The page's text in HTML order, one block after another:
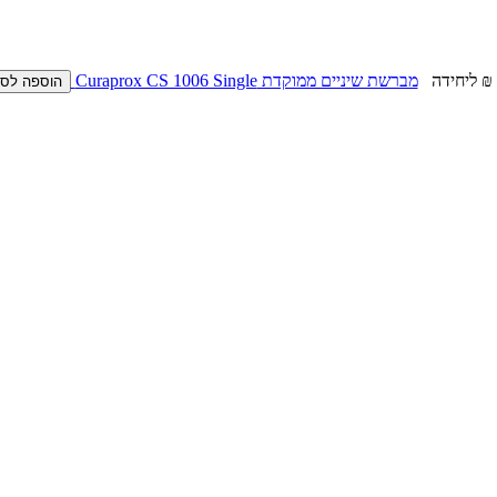
ליחידה מברשת שיניים ממוקדת Curaprox CS 1006 Single הוספה